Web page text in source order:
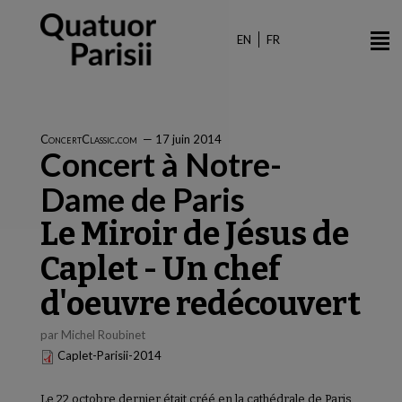
EN FR
ConcertClassic.com — 17 juin 2014
Concert à Notre-
Dame de Paris
Le Miroir de Jésus de
Caplet - Un chef
d'oeuvre redécouvert
par Michel Roubinet
Caplet-Parisii-2014
Le 22 octobre dernier était créé en la cathédrale de Paris